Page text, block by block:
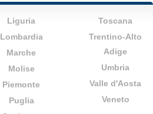
Liguria
Lombardia
Marche
Molise
Piemonte
Puglia
Toscana
Trentino-Alto
Adige
Umbria
Valle d'Aosta
Veneto